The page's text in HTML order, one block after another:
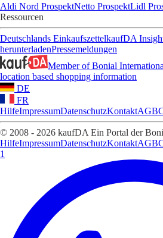
Aldi Nord ProspektNetto ProspektLidl
Ressourcen
Deutschlands EinkaufszettelkaufDA
herunterladenPressemeldungen
Member of Bonial
location based shopping information
DE
FR
HilfeImpressumDatenschutzKontaktAGB
© 2008 - 2026 kaufDA Ein Portal der
HilfeImpressumDatenschutzKontaktAGB
1